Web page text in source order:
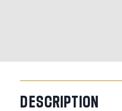
DESCRIPTION